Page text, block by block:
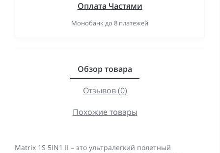
Оплата Частями
Монобанк до 8 платежей
Обзор товара
Отзывов (0)
Похожие товары
Matrix 1S ​​5IN1 II – это ультралегкий полетный